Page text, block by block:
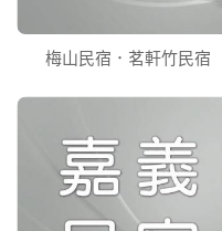
梅山民宿．茗軒竹民宿